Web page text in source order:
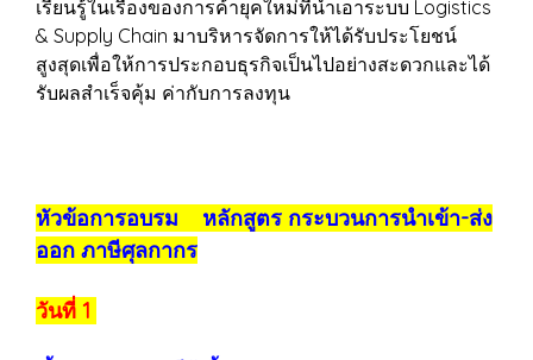
เรียนรู้ในเรื่องของการค้ายุคใหม่ที่นำเอาระบบ Logistics
& Supply Chain มาบริหารจัดการให้ได้รับประโยชน์
สูงสุดเพื่อให้การประกอบธุรกิจเป็นไปอย่างสะดวกและได้
รับผลสำเร็จคุ้ม ค่ากับการลงทุน
หัวข้อการอบรม หลักสูตร กระบวนการนำเข้า-ส่ง
ออก ภาษีศุลกากร
วันที่ 1